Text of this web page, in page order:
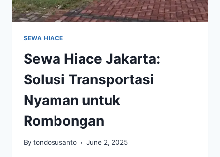
SEWA HIACE
Sewa Hiace Jakarta:
Solusi Transportasi
Nyaman untuk
Rombongan
By tondosusanto June 2, 2025